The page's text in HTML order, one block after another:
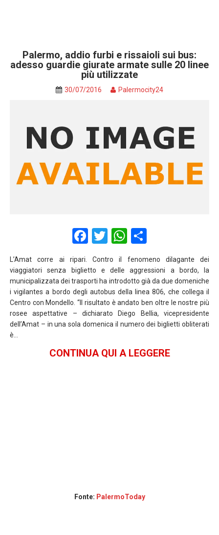
Palermo, addio furbi e rissaioli sui bus:
adesso guardie giurate armate sulle 20 linee
più utilizzate
30/07/2016 Palermocity24
F
a
ce
b
o
o
k
T
wi
tt
er
W
at
s
A
p
p
ar
e
L’Amat corre ai ripari. Contro il fenomeno dilagante dei
viaggiatori senza biglietto e delle aggressioni a bordo, la
municipalizzata dei trasporti ha introdotto già da due domeniche
i vigilantes a bordo degli autobus della linea 806, che collega il
Centro con Mondello. “Il risultato è andato ben oltre le nostre più
rosee aspettative – dichiarato Diego Bellia, vicepresidente
dell’Amat – in una sola domenica il numero dei biglietti obliterati
è…
CONTINUA QUI A LEGGERE
Fonte: PalermoToday